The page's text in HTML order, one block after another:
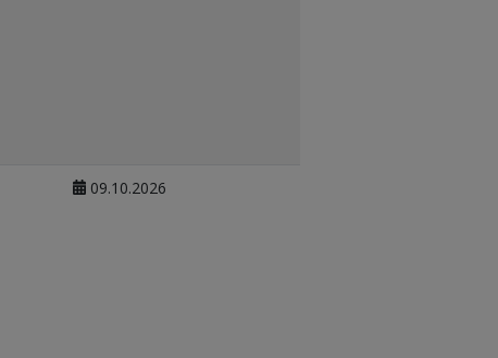
09.10.2026